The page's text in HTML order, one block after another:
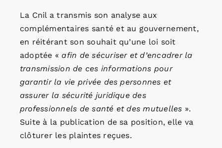
La Cnil a transmis son analyse aux
complémentaires santé et au gouvernement,
en réitérant son souhait qu’une loi soit
adoptée «afin de sécuriser et d’encadrer la
transmission de ces informations pour
garantir la vie privée des personnes et
assurer la sécurité juridique des
professionnels de santé et des mutuelles ».
Suite à la publication de sa position, elle va
clôturer les plaintes reçues.